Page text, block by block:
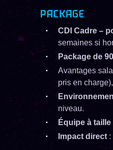
PACKAGE
CDI Cadre –
semaines si
Package de
Avantages
pris en
niveau.
Équipe à
Impact direct: